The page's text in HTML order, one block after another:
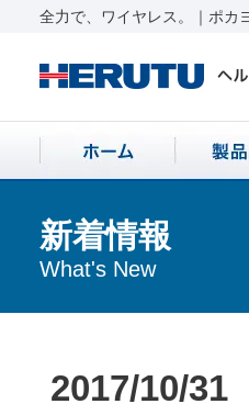
全力で、ワイヤレス。｜ポカ
新着情報
What's New
2017/10/31